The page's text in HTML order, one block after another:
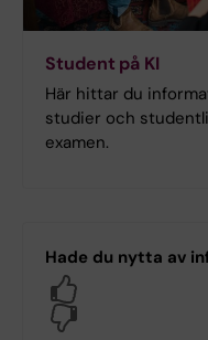
Student på KI
Här hittar du
studier och
examen.
Hade du nytta av